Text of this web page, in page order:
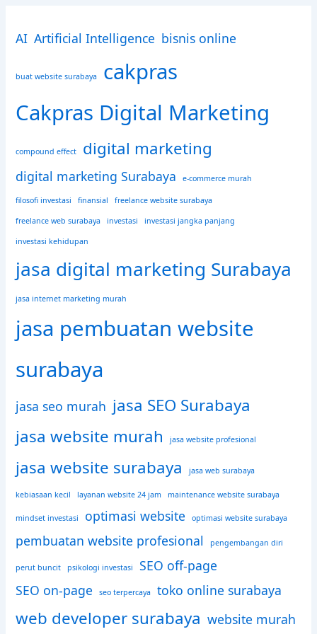
f
:
AI Artificial Intelligence bisnis online
buat website surabaya
cakpras
Cakpras Digital Marketing
compound effect digital marketing
digital marketing Surabaya e-commerce murah
filosofi investasi finansial freelance website surabaya
freelance web surabaya investasi investasi jangka panjang
investasi kehidupan
jasa digital marketing Surabaya
jasa internet marketing murah
jasa pembuatan website
surabaya
jasa seo murah jasa SEO Surabaya
jasa website murah
jasa website profesional
jasa website surabaya jasa web surabaya
kebiasaan kecil layanan website 24 jam maintenance website surabaya
mindset investasi optimasi website optimasi website surabaya
pembuatan website profesional pengembangan diri
perut buncit psikologi investasi
SEO off-page
SEO on-page
seo terpercaya toko online surabaya
web developer surabaya website murah